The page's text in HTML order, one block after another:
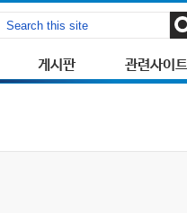
게시판 관련사이트